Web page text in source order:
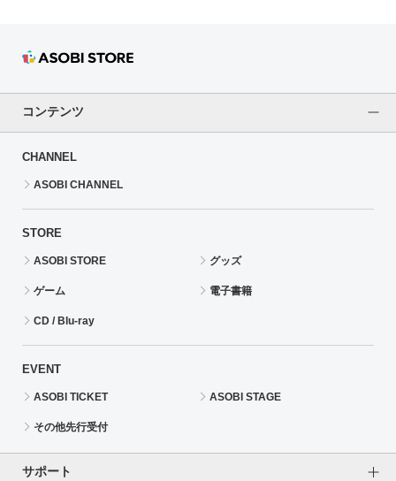
コンテンツ
CHANNEL
ASOBI CHANNEL
STORE
ASOBI STORE グッズ
ゲーム 電子書籍
CD / Blu-ray
EVENT
ASOBI TICKET ASOBI STAGE
その他先行受付
サポート